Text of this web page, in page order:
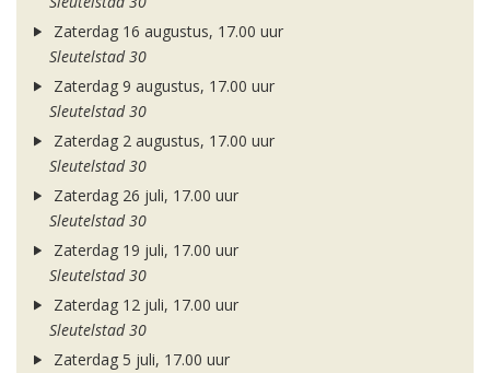
Zaterdag 16 augustus, 17.00 uur
Sleutelstad 30
Zaterdag 9 augustus, 17.00 uur
Sleutelstad 30
Zaterdag 2 augustus, 17.00 uur
Sleutelstad 30
Zaterdag 26 juli, 17.00 uur
Sleutelstad 30
Zaterdag 19 juli, 17.00 uur
Sleutelstad 30
Zaterdag 12 juli, 17.00 uur
Sleutelstad 30
Zaterdag 5 juli, 17.00 uur